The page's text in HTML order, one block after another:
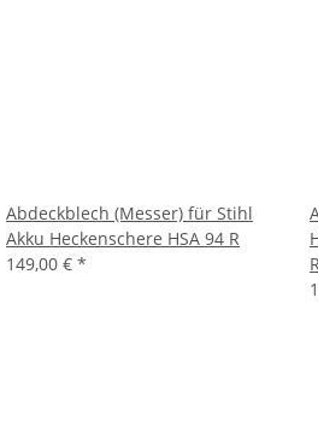
Abdeckblech (Messer) für Stihl
Akku Heckenschere HSA 94 R
149,00 € *